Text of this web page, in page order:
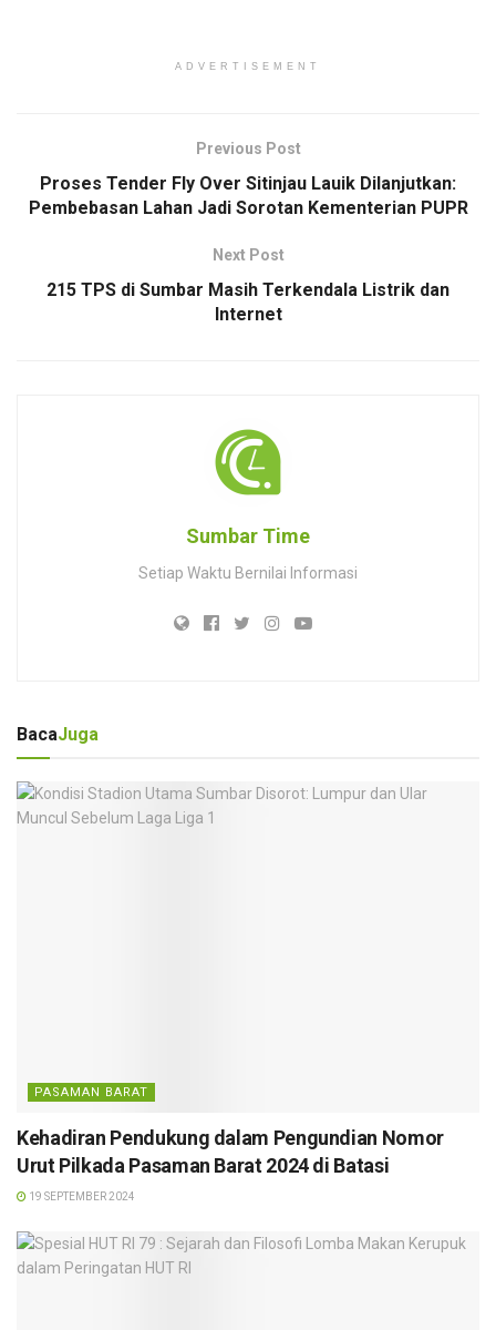
ADVERTISEMENT
Previous Post
Proses Tender Fly Over Sitinjau Lauik Dilanjutkan:
Pembebasan Lahan Jadi Sorotan Kementerian PUPR
Next Post
215 TPS di Sumbar Masih Terkendala Listrik dan
Internet
Sumbar Time
Setiap Waktu Bernilai Informasi
BacaJuga
PASAMAN BARAT
Kehadiran Pendukung dalam Pengundian Nomor
Urut Pilkada Pasaman Barat 2024 di Batasi
19 SEPTEMBER 2024